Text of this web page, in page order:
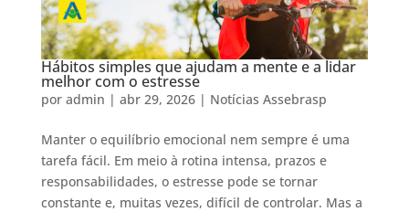
Hábitos simples que ajudam a mente e a lidar
melhor com o estresse
por admin | abr 29, 2026| Notícias Assebrasp
Manter o equilíbrio emocional nem sempre é uma
tarefa fácil. Em meio à rotina intensa, prazos e
responsabilidades, o estresse pode se tornar
constante e, muitas vezes, difícil de controlar. Mas a